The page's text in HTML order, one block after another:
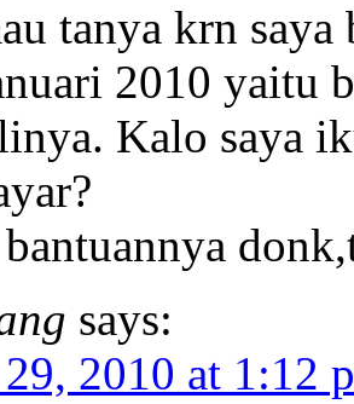
tanya krn
2010 yaitu
Kalo saya
says:
2010 at 1:12